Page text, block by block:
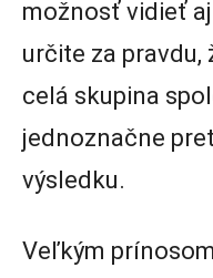
možnosť vidieť
určite za pravdu,
celá skupina
jednoznačne
výsledku.
Veľkým